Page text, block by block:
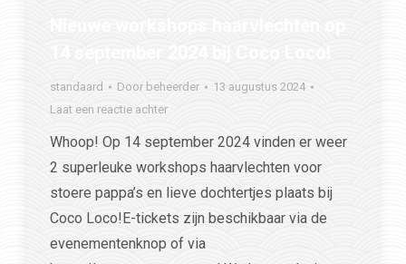
standaard Door beheerder
13 augustus 2024
Laat een reactie achter
Whoop! Op 14 september 2024 vinden er weer
2 superleuke workshops haarvlechten voor
stoere pappa’s en lieve dochtertjes plaats bij
Coco Loco!E-tickets zijn beschikbaar via de
evenementenknop of via